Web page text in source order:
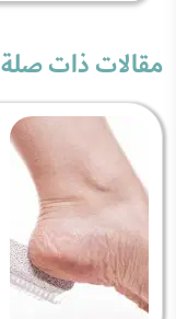
مقالات ذات صلة